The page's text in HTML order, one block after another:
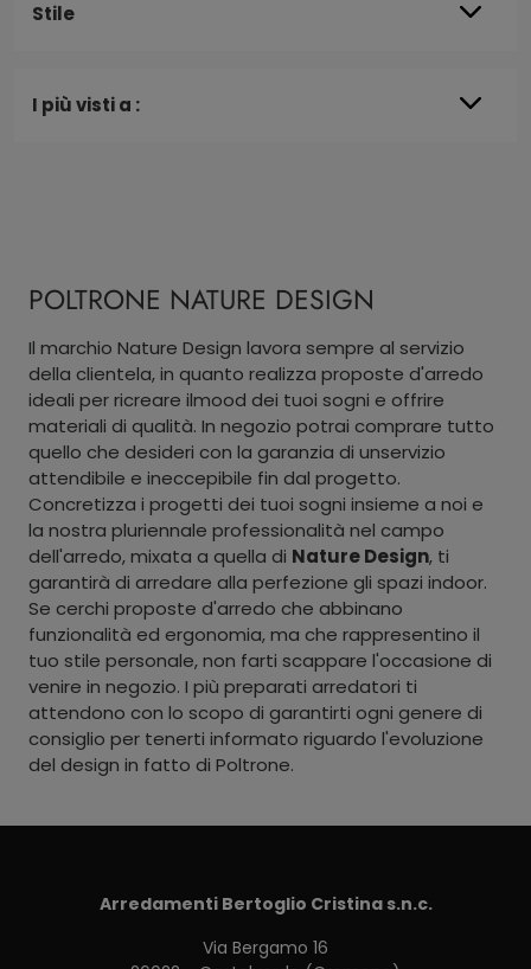
Stile
I più visti a :
POLTRONE NATURE DESIGN
Il marchio Nature Design lavora sempre al servizio
della clientela, in quanto realizza proposte d'arredo
ideali per ricreare ilmood dei tuoi sogni e offrire
materiali di qualità. In negozio potrai comprare tutto
quello che desideri con la garanzia di unservizio
attendibile e ineccepibile fin dal progetto.
Concretizza i progetti dei tuoi sogni insieme a noi e
la nostra pluriennale professionalità nel campo
dell'arredo, mixata a quella di Nature Design, ti
garantirà di arredare alla perfezione gli spazi indoor.
Se cerchi proposte d'arredo che abbinano
funzionalità ed ergonomia, ma che rappresentino il
tuo stile personale, non farti scappare l'occasione di
venire in negozio. I più preparati arredatori ti
attendono con lo scopo di garantirti ogni genere di
consiglio per tenerti informato riguardo l'evoluzione
del design in fatto di Poltrone.
Arredamenti Bertoglio Cristina s.n.c.
Via Bergamo 16